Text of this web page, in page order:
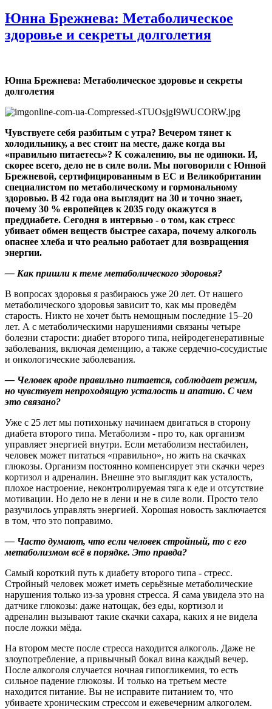
Юнна Брежнева: Метаболическое
здоровье и секреты долголетия
Юнна Брежнева: Метаболическое здоровье и секреты
долголетия
Чувствуете себя разбитым с утра? Вечером тянет к
холодильнику, а вес стоит на месте, даже когда вы
«правильно питаетесь»? К сожалению, вы не одиноки. И,
скорее всего, дело не в силе воли. Мы поговорили с Юнной
Брежневой, сертифицированным в ЕС и Великобритании
специалистом по метаболическому и гормональному
здоровью. В 42 года она выглядит на 30 и точно знает,
почему 30 % европейцев к 2035 году окажутся в
преддиабете. Сегодня в интервью - о том, как стресс
убивает обмен веществ быстрее сахара, почему алкоголь
опаснее хлеба и что реально работает для возвращения
энергии.
— Как пришли к теме метаболического здоровья?
В вопросах здоровья я разбираюсь уже 20 лет. От нашего
метаболического здоровья зависит то, как мы проведём
старость. Никто не хочет быть немощным последние 15–20
лет. А с метаболическими нарушениями связаны четыре
болезни старости: диабет второго типа, нейродегенеративные
заболевания, включая деменцию, а также сердечно-сосудистые
и онкологические заболевания.
— Человек вроде правильно питается, соблюдает режим,
но чувствует непроходящую усталость и апатию. С чем
это связано?
Уже с 25 лет мы потихоньку начинаем двигаться в сторону
диабета второго типа. Метаболизм - про то, как организм
управляет энергией внутри. Если метаболизм нестабилен,
человек может питаться «правильно», но жить на скачках
глюкозы. Организм постоянно компенсирует эти скачки через
кортизол и адреналин. Внешне это выглядит как усталость,
плохое настроение, неконтролируемая тяга к еде и отсутствие
мотивации. Но дело не в лени и не в силе воли. Просто тело
разучилось управлять энергией. Хорошая новость заключается
в том, что это поправимо.
— Часто думают, что если человек стройный, то с его
метаболизмом всё в порядке. Это правда?
Самый короткий путь к диабету второго типа - стресс.
Стройный человек может иметь серьёзные метаболические
нарушения только из‑за уровня стресса. Я сама увидела это на
датчике глюкозы: даже натощак, без еды, кортизол и
адреналин вызывают такие скачки сахара, каких я не видела
после ложки мёда.
На втором месте после стресса находится алкоголь. Даже не
злоупотребление, а привычный бокал вина каждый вечер.
После алкоголя случается ночная гипогликемия, то есть
сильное падение глюкозы. И только на третьем месте
находится питание. Вы не исправите питанием то, что
убиваете хроническим стрессом и ежевечерним алкоголем.